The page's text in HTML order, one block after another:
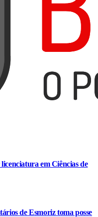
em Ciências de
de Esmoriz toma posse